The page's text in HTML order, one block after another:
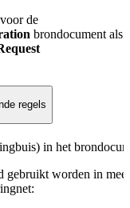
de
brondocument als
regels
in het
worden in